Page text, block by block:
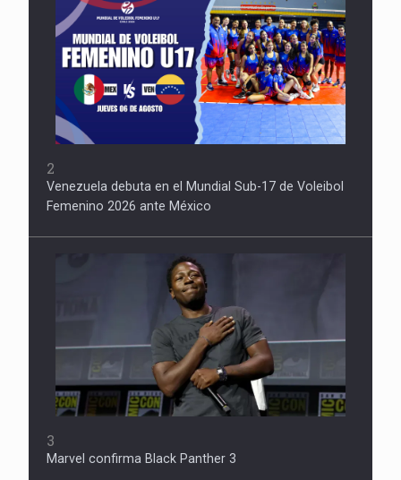
2
Venezuela debuta en el Mundial Sub-17 de Voleibol
Femenino 2026 ante México
3
Marvel confirma Black Panther 3